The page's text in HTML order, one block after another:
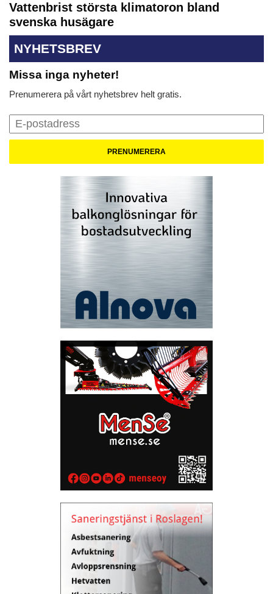
Vattenbrist största klimatoron bland
svenska husägare
NYHETSBREV
Missa inga nyheter!
Prenumerera på vårt nyhetsbrev helt gratis.